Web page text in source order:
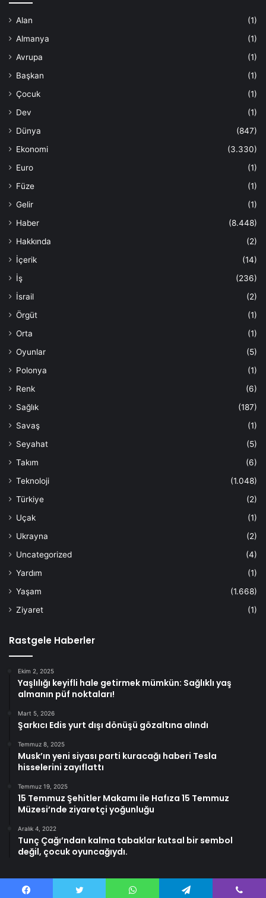
Alan
(1)
Almanya
(1)
Avrupa
(1)
Başkan
(1)
Çocuk
(1)
Dev
(1)
Dünya
(847)
Ekonomi
(3.330)
Euro
(1)
Füze
(1)
Gelir
(1)
Haber
(8.448)
Hakkında
(2)
İçerik
(14)
İş
(236)
İsrail
(2)
Örgüt
(1)
Orta
(1)
Oyunlar
(5)
Polonya
(1)
Renk
(6)
Sağlık
(187)
Savaş
(1)
Seyahat
(5)
Takım
(6)
Teknoloji
(1.048)
Türkiye
(2)
Uçak
(1)
Ukrayna
(2)
Uncategorized
(4)
Yardım
(1)
Yaşam
(1.668)
Ziyaret
(1)
Rastgele Haberler
Ekim 2, 2025
Yaşlılığı keyifli hale getirmek mümkün: Sağlıklı yaş
almanın püf noktaları!
Mart 5, 2026
Şarkıcı Edis yurt dışı dönüşü gözaltına alındı
Temmuz 8, 2025
Musk’ın yeni siyası parti kuracağı haberi Tesla
hisselerini zayıflattı
Temmuz 19, 2025
15 Temmuz Şehitler Makamı ile Hafıza 15 Temmuz
Müzesi’nde ziyaretçi yoğunluğu
Aralık 4, 2022
Tunç Çağı’ndan kalma tabaklar kutsal bir sembol
değil, çocuk oyuncağıydı.